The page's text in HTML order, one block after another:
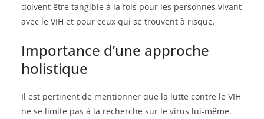
doivent être tangible à la fois pour les personnes vivant
avec le VIH et pour ceux qui se trouvent à risque.
Importance d’une approche
holistique
Il est pertinent de mentionner que la lutte contre le VIH
ne se limite pas à la recherche sur le virus lui-même.